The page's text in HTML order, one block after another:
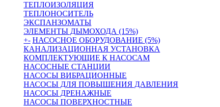
ТЕПЛОИЗОЛЯЦИЯ
ТЕПЛОНОСИТЕЛЬ
ЭКСПАНЗОМАТЫ
ЭЛЕМЕНТЫ ДЫМОХОДА (15%)
+- НАСОСНОЕ ОБОРУДОВАНИЕ (5%)
КАНАЛИЗАЦИОННАЯ УСТАНОВКА
КОМПЛЕКТУЮЩИЕ К НАСОСАМ
НАСОСНЫЕ СТАНЦИИ
НАСОСЫ ВИБРАЦИОННЫЕ
НАСОСЫ ДЛЯ ПОВЫШЕНИЯ ДАВЛЕНИЯ
НАСОСЫ ДРЕНАЖНЫЕ
НАСОСЫ ПОВЕРХНОСТНЫЕ